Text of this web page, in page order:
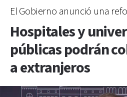
El Gobierno anunció una
Hospitales y
públicas podrán
a extranjeros